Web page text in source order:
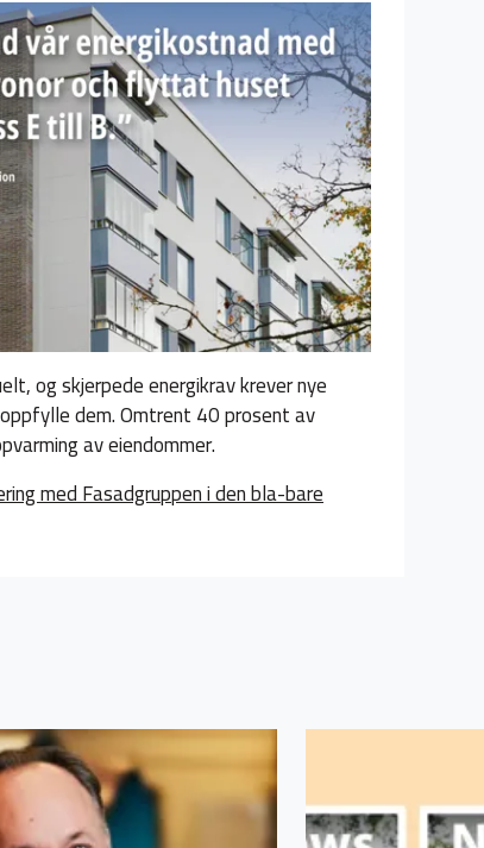
og skjerpede energikrav krever nye
dem. Omtrent 40 prosent av
av eiendommer.
med Fasadgruppen i den bla-bare